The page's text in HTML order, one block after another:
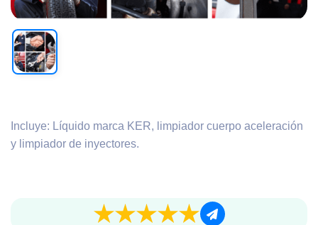
Incluye: Líquido marca KER, limpiador cuerpo aceleración
y limpiador de inyectores.